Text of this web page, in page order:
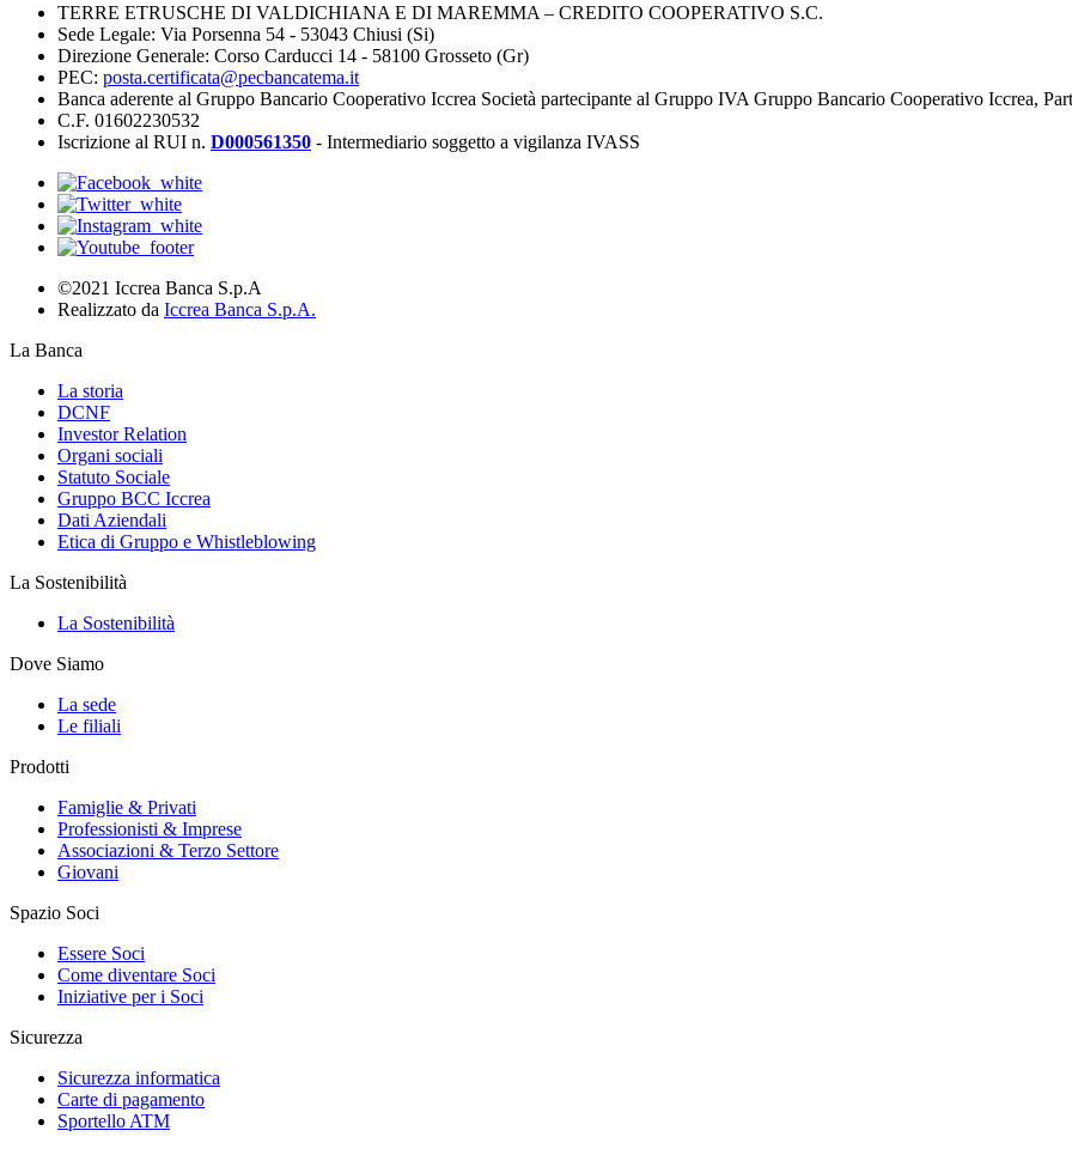
TERRE ETRUSCHE DI VALDICHIANA E DI MAREMMA – CREDITO COOPERATIVO S.C.
Sede Legale: Via Porsenna 54 - 53043 Chiusi (Si)
Direzione Generale: Corso Carducci 14 - 58100 Grosseto (Gr)
PEC: posta.certificata@pecbancatema.it
Banca aderente al Gruppo Bancario Cooperativo Iccrea Società partecipante al Gruppo IVA Gruppo Bancario Cooperativo Iccrea,
C.F. 01602230532
Iscrizione al RUI n. D000561350 - Intermediario soggetto a vigilanza IVASS
©2021 Iccrea Banca S.p.A
Realizzato da Iccrea Banca S.p.A.
La Banca
La storia
DCNF
Investor Relation
Organi sociali
Statuto Sociale
Gruppo BCC Iccrea
Dati Aziendali
Etica di Gruppo e Whistleblowing
La Sostenibilità
La Sostenibilità
Dove Siamo
La sede
Le filiali
Prodotti
Famiglie & Privati
Professionisti & Imprese
Associazioni & Terzo Settore
Giovani
Spazio Soci
Essere Soci
Come diventare Soci
Iniziative per i Soci
Sicurezza
Sicurezza informatica
Carte di pagamento
Sportello ATM